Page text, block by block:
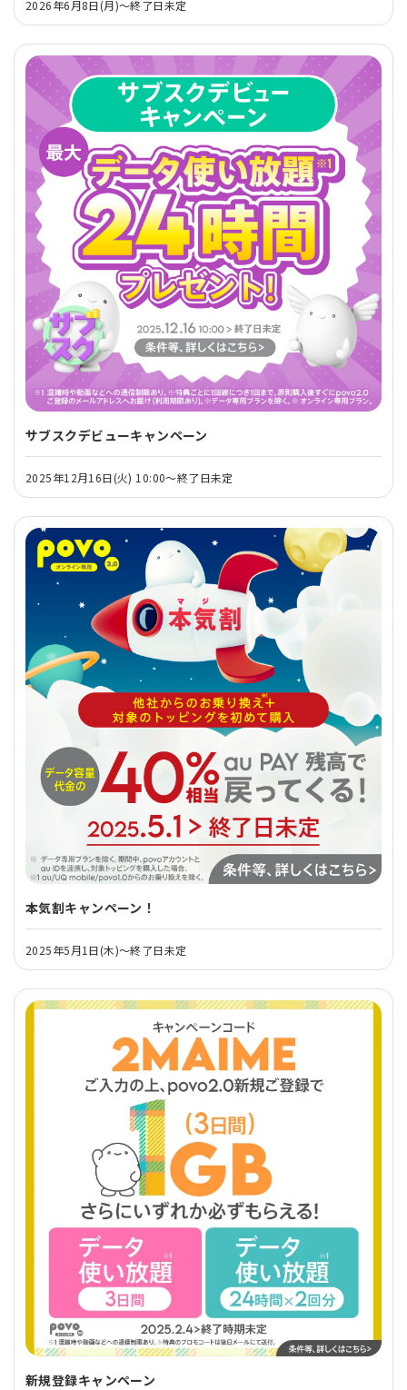
2026年6月8日(月)～終了日未定
サブスクデビューキャンペーン
2025年12月16日(火) 10:00～終了日未定
本気割キャンペーン！
2025年5月1日(木)～終了日未定
新規登録キャンペーン